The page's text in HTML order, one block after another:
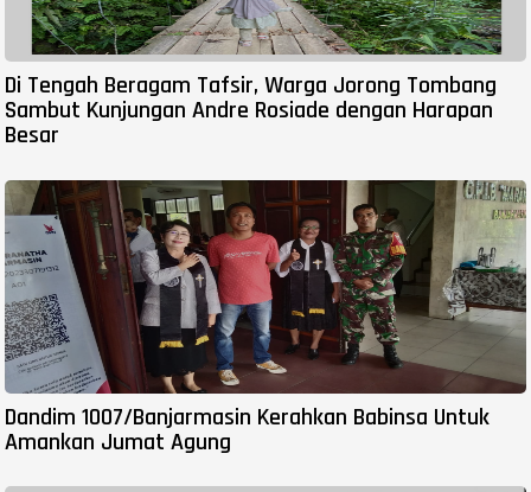
Di Tengah Beragam Tafsir, Warga Jorong Tombang
Sambut Kunjungan Andre Rosiade dengan Harapan
Besar
Dandim 1007/Banjarmasin Kerahkan Babinsa Untuk
Amankan Jumat Agung